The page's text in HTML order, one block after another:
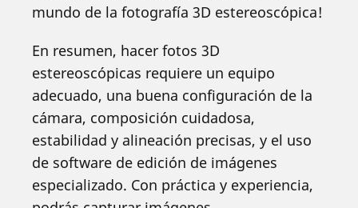
mundo de la fotografía 3D estereoscópica!
En resumen, hacer fotos 3D
estereoscópicas requiere un equipo
adecuado, una buena configuración de la
cámara, composición cuidadosa,
estabilidad y alineación precisas, y el uso
de software de edición de imágenes
especializado. Con práctica y experiencia,